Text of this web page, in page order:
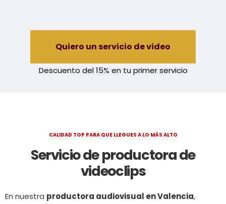
Quiero un servicio de video
Descuento del 15% en tu primer servicio
CALIDAD TOP PARA QUE LLEGUES A LO MÁS ALTO
Servicio de productora de
videoclips
En nuestra productora audiovisual en Valencia,